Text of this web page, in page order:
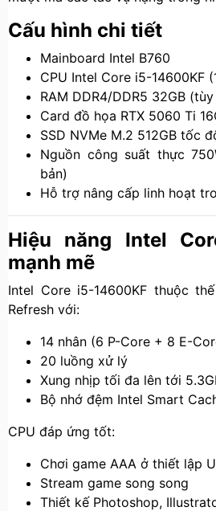
Cấu hình chi tiết
Mainboard Intel B760
CPU Intel Core i5-14600KF
RAM DDR4/DDR5 32GB
Card đồ họa RTX 5060 Ti
SSD NVMe M.2 512GB tốc
Nguồn công suất thực
bản)
Hỗ trợ nâng cấp linh hoạt
Hiệu năng Intel
mạnh mẽ
Intel Core i5-14600KF thuộc
Refresh với:
14 nhân (6 P-Core + 8 E-
20 luồng xử lý
Xung nhịp tối đa lên tới
Bộ nhớ đệm Intel Smart
CPU đáp ứng tốt:
Chơi game AAA ở thiết lập
Stream game song song
Thiết kế Photoshop,